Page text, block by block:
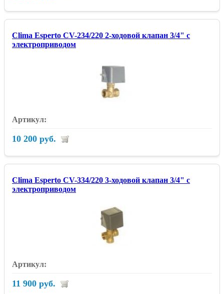
Clima Esperto CV-234/220 2-ходовой клапан 3/4" с
электроприводом
10 200 руб.
Clima Esperto CV-334/220 3-ходовой клапан 3/4" с
электроприводом
11 900 руб.